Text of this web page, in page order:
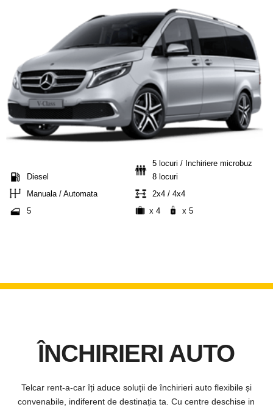
Diesel
5 locuri / Inchiriere microbuz
8 locuri
Manuala / Automata
2x4 / 4x4
5
x 4 x 5
ÎNCHIRIERI AUTO
Telcar rent-a-car îți aduce soluții de închirieri auto flexibile și
convenabile, indiferent de destinația ta. Cu centre deschise in